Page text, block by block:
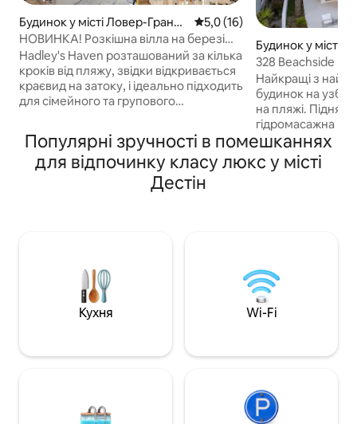
Будинок у місті Ловер-Гранд-
Лагун
Середня оцінка: 5,0 з 5,
5,0 (16)
НОВИНКА! Розкішна вілла на березі
моря, краєвиди, басейн із підігрівом,
24 місця
Hadley's Haven розташований за кілька
кроків від пляжу, звідки відкривається
краєвид на затоку, і ідеально підходить
для сімейного та групового
пляжі, відпочиньте в приватному
басейні з підігрівом і розслабтеся на
балконах, де дме свіжий вітерець.
Помешкання призначене для
групового відпочинку, у ньому є
чудово», – Ширлі &#127958; ПЕРЕВАГИ
✓ На пляжі з краєвидами на затоку ✓
Приватний басейн із підігрівом +
огороджений задній двір ✓ Кілька
Будинок у місті
328 Beachside
відпочинку з
пляж
Найкращі з
будинок на
на пляжі.
гідромасажна ванна.
майстерність і
4 головні
дитяче крило з
охоронний,
приватний пляж
Флориді.
помешкань
кожного
Популярні зручності в помешканнях
для відпочинку класу люкс у місті
Дестін
Кухня Wi-Fi